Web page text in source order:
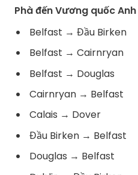
Phà đến Vương quốc Anh
Belfast → Đầu Birken
Belfast → Cairnryan
Belfast → Douglas
Cairnryan → Belfast
Calais → Dover
Đầu Birken → Belfast
Douglas → Belfast